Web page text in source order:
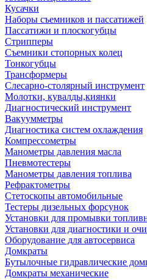
Кусачки
Наборы съемников и пассатижей
Пассатижи и плоскогубцы
Стрипперы
Съемники стопорных колец
Тонкогубцы
Трансформеры
Слесарно-столярный инструмент
Молотки, кувалды,киянки
Диагностический инструмент
Вакуумметры
Диагностика систем охлаждения
Компрессометры
Манометры давления масла
Пневмотестеры
Манометры давления топлива
Рефрактометры
Стетоскопы автомобильные
Тестеры дизельных форсунок
Установки для промывки
Установки для диагностики и
Оборудование для автосервиса
Домкраты
Бутылочные гидравлические
Домкраты механические